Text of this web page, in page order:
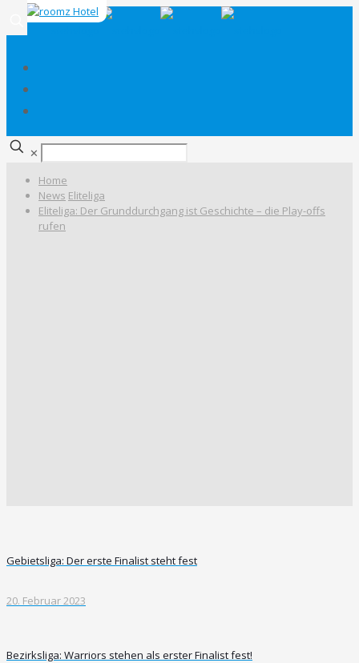
✕
Home
News Eliteliga
Eliteliga: Der Grunddurchgang ist Geschichte – die Play-offs
rufen
Gebietsliga: Der erste Finalist steht fest
20. Februar 2023
Bezirksliga: Warriors stehen als erster Finalist fest!